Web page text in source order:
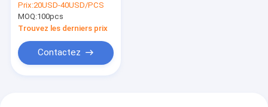
de texture a modelé
0.4mm IGCC
Prix:20USD-40USD/PCS
MOQ:100pcs
Trouvez les derniers prix
Contactez